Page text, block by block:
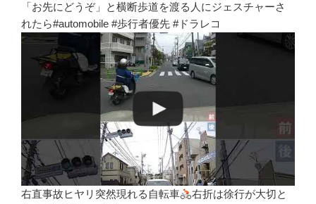
「お先にどうぞ」と横断歩道を渡る人にジェスチャーさ
れたら#automobile #歩行者優先 #ドラレコ
右直事故ヒヤリ突然現れる自転車
右折は徐行が大切と